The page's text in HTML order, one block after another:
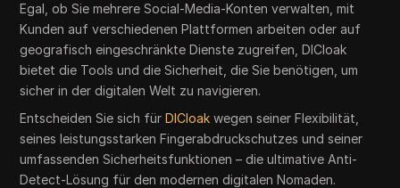
Egal, ob Sie mehrere Social-Media-Konten verwalten, mit
Kunden auf verschiedenen Plattformen arbeiten oder auf
geografisch eingeschränkte Dienste zugreifen, DICloak
bietet die Tools und die Sicherheit, die Sie benötigen, um
sicher in der digitalen Welt zu navigieren.
Entscheiden Sie sich fürDICloak wegen seiner Flexibilität,
seines leistungsstarken Fingerabdruckschutzes und seiner
umfassenden Sicherheitsfunktionen – die ultimative Anti-
Detect-Lösung für den modernen digitalen Nomaden.